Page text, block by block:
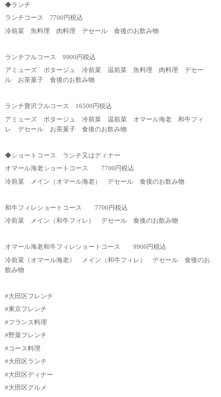
◆ランチ
ランチコース 7700円税込
冷前菜 魚料理 肉料理 デセール 食後のお飲み物
ランチフルコース 9900円税込
アミューズ ポタージュ 冷前菜 温前菜 魚料理 肉料理 デセー
ル お茶菓子 食後のお飲み物
ランチ贅沢フルコース 16500円税込
アミューズ ポタージュ 冷前菜 温前菜 オマール海老 和牛フィ
レ デセール お茶菓子 食後のお飲み物
◆ショートコース ランチ又はディナー
オマール海老ショートコース 7700円税込
冷前菜 メイン（オマール海老） デセール 食後のお飲み物
和牛フィレショートコース 7700円税込
冷前菜 メイン（和牛フィレ） デセール 食後のお飲み物
オマール海老和牛フィレショートコース 9900円税込
冷前菜（オマール海老） メイン（和牛フィレ） デセール 食後のお
飲み物
#大田区フレンチ
#東京フレンチ
#フランス料理
#野菜フレンチ
#コース料理
#大田区ランチ
#大田区ディナー
#大田区グルメ